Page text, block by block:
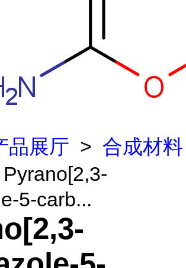
品展厅 > 合成材料
5-carb...